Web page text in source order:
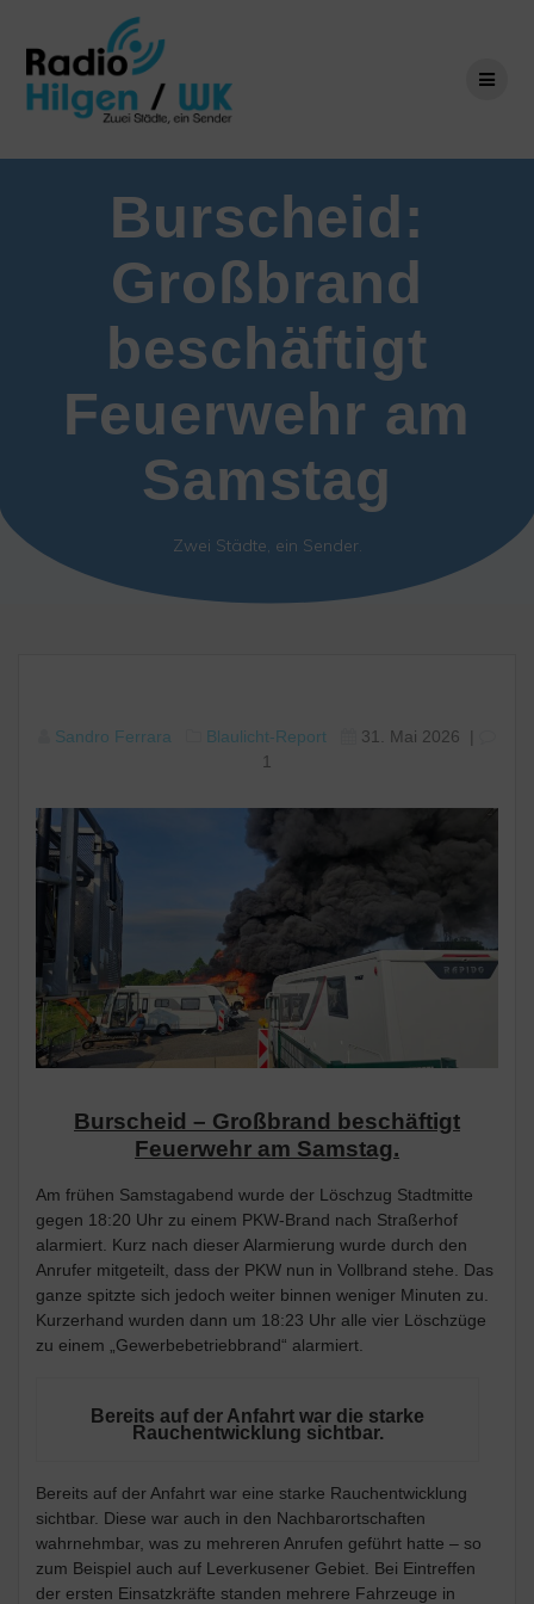
springen
Burscheid:
Großbrand
beschäftigt
Feuerwehr am
Samstag
Zwei Städte, ein Sender.
Sandro Ferrara Blaulicht-Report 31. Mai 2026 |
1
Burscheid – Großbrand beschäftigt
Feuerwehr am Samstag.
Am frühen Samstagabend wurde der Löschzug Stadtmitte
gegen 18:20 Uhr zu einem PKW-Brand nach Straßerhof
alarmiert. Kurz nach dieser Alarmierung wurde durch den
Anrufer mitgeteilt, dass der PKW nun in Vollbrand stehe. Das
ganze spitzte sich jedoch weiter binnen weniger Minuten zu.
Kurzerhand wurden dann um 18:23 Uhr alle vier Löschzüge
zu einem „Gewerbebetriebbrand“ alarmiert.
Bereits auf der Anfahrt war die starke
Rauchentwicklung sichtbar.
Bereits auf der Anfahrt war eine starke Rauchentwicklung
sichtbar. Diese war auch in den Nachbarortschaften
wahrnehmbar, was zu mehreren Anrufen geführt hatte – so
zum Beispiel auch auf Leverkusener Gebiet. Bei Eintreffen
der ersten Einsatzkräfte standen mehrere Fahrzeuge in